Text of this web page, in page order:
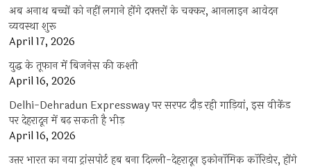
अब अनाथ बच्चों को नहीं लगाने होंगे दफ्तरों के चक्कर, आनलाइन आवेदन
व्यवस्था शुरू
April 17, 2026
युद्ध के तूफान में बिजनेस की कश्ती
April 16, 2026
Delhi-Dehradun Expressway पर सरपट दौड़ रही गाड़ियां, इस वीकेंड
पर देहरादून में बढ़ सकती है भीड़
April 16, 2026
उत्तर भारत का नया ट्रांसपोर्ट हब बना दिल्ली-देहरादून इकोनॉमिक कॉरिडोर, होंगे